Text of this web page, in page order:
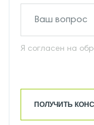
Я согласен на
ПОЛУЧИТЬ